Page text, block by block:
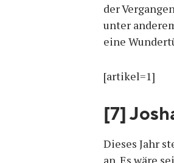
der
unter
eine
[artikel=1]
[7]
Dieses Jahr
an. Es wäre